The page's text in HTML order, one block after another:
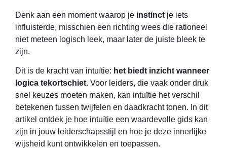
Denk aan een moment waarop je instinct je iets
influisterde, misschien een richting wees die rationeel
niet meteen logisch leek, maar later de juiste bleek te
zijn.
Dit is de kracht van intuïtie: het biedt inzicht wanneer
logica tekortschiet. Voor leiders, die vaak onder druk
snel keuzes moeten maken, kan intuïtie het verschil
betekenen tussen twijfelen en daadkracht tonen. In dit
artikel ontdek je hoe intuïtie een waardevolle gids kan
zijn in jouw leiderschapsstijl en hoe je deze innerlijke
wijsheid kunt ontwikkelen en toepassen.